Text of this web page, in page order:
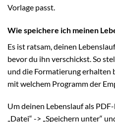
Vorlage passt.
Wie speichere ich meinen
Es ist ratsam, deinen
bevor du ihn verschickst. So
und die Formatierung erhalten
mit welchem Programm der
Um deinen Lebenslauf als
„Datei“ -> „Speichern unter“